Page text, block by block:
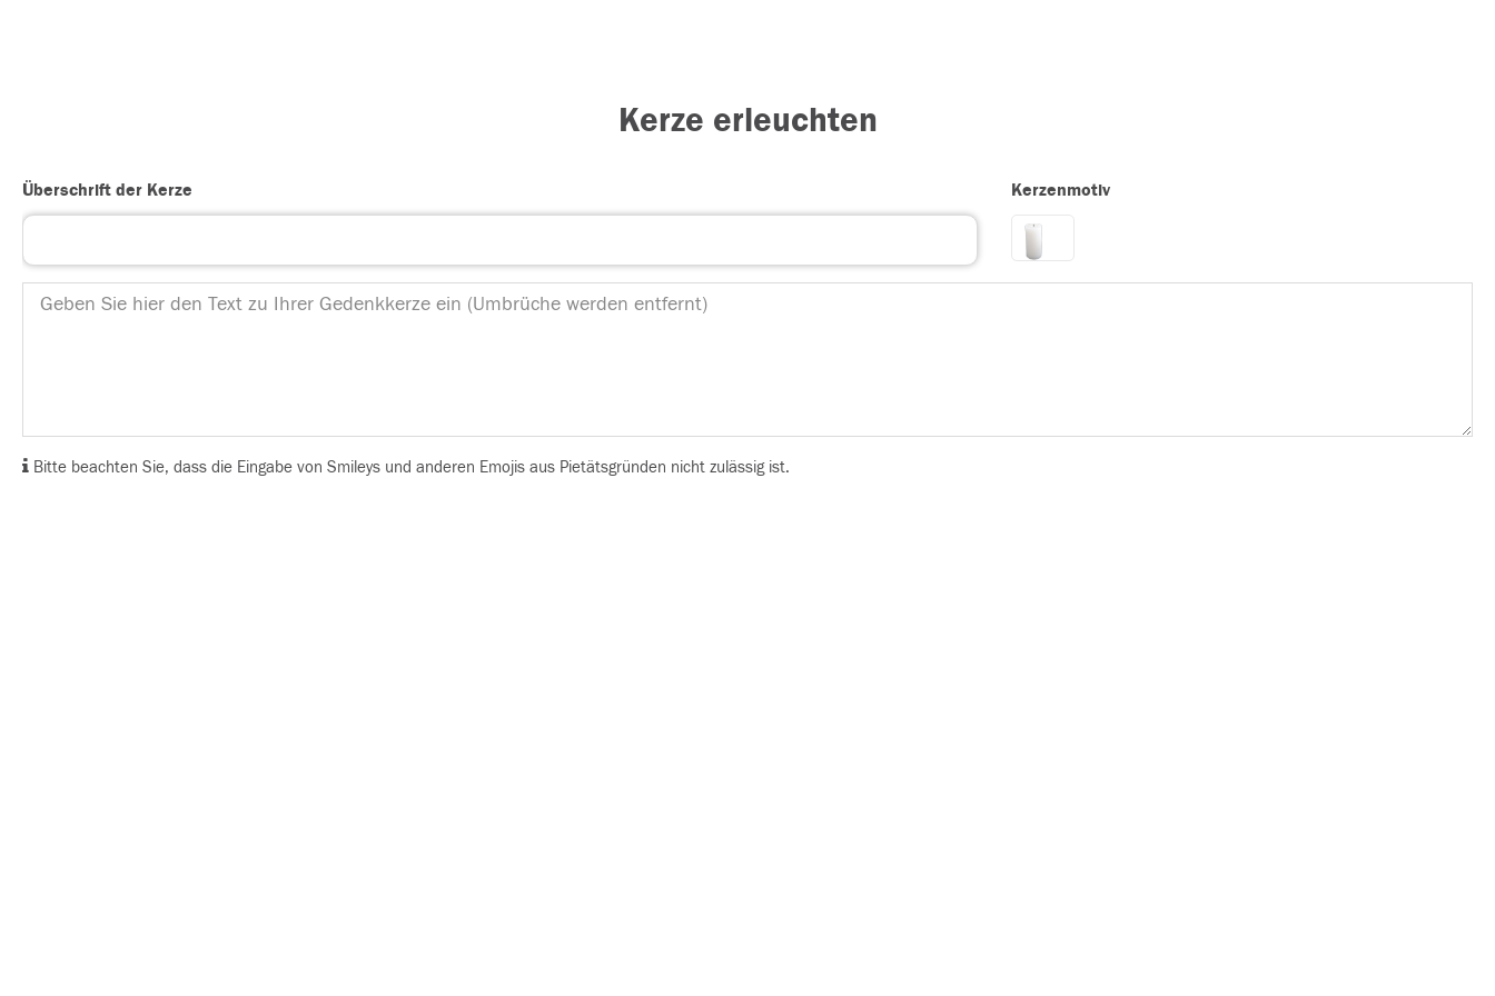
Kerze erleuchten
Überschrift der Kerze Kerzenmotiv
Bitte beachten Sie, dass die Eingabe von Smileys und anderen Emojis aus Pietätsgründen nicht zulässig ist.